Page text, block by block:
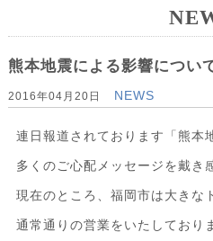
熊本地震による影響につい
2016年04月20日 NEWS
連日報道されております「熊本
多くのご心配メッセージを戴き
現在のところ、福岡市は大きな
通常通りの営業をいたしており